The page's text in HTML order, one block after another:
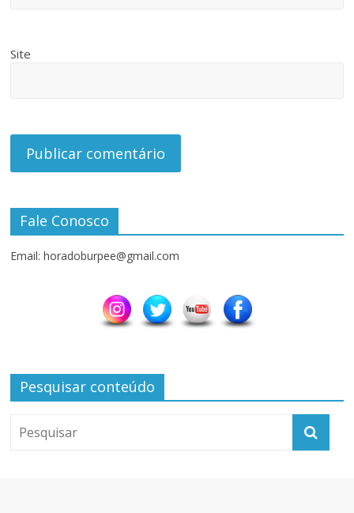
Site
Fale Conosco
Email: horadoburpee@gmail.com
Pesquisar conteúdo